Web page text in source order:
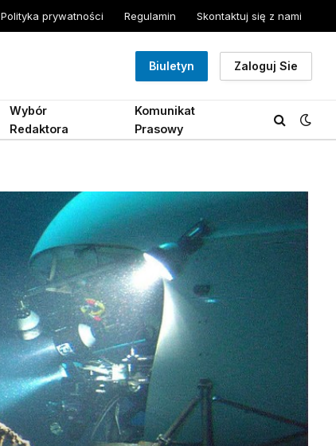
Polityka prywatności Regulamin Skontaktuj się z nami
Biuletyn Zaloguj Sie
Wybór
Redaktora
Komunikat
Prasowy